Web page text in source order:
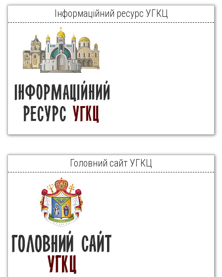
Інформаційний ресурс УГКЦ
Головний сайт УГКЦ